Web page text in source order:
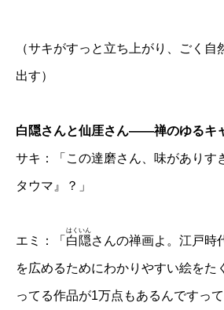
（サキがすっと立ち上がり、ごく自
出す）
白隠さんと仙厓さん——禅のゆるキ
サキ：「この達磨さん、味がありす
タウマ』？」
エミ：「 白隠
はくいん
さんの禅画よ。江戸時
を広めるためにわかりやすい絵をた
ってる作品が1万点もあるんですって